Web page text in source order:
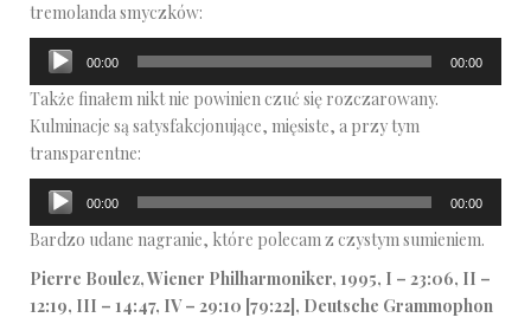
tremolanda smyczków:
Odtwarzacz
plików
dźwiękowych
00:00 00:00
Także finałem nikt nie powinien czuć się rozczarowany.
Kulminacje są satysfakcjonujące, mięsiste, a przy tym
transparentne:
Odtwarzacz
plików
dźwiękowych
00:00 00:00
Bardzo udane nagranie, które polecam z czystym sumieniem.
Pierre Boulez, Wiener Philharmoniker, 1995, I – 23:06, II –
12:19, III – 14:47, IV – 29:10 [79:22], Deutsche Grammophon